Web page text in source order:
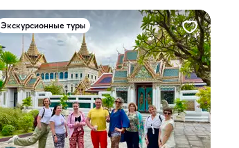
Экскурсионные туры